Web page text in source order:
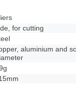
for cutting
aluminium and